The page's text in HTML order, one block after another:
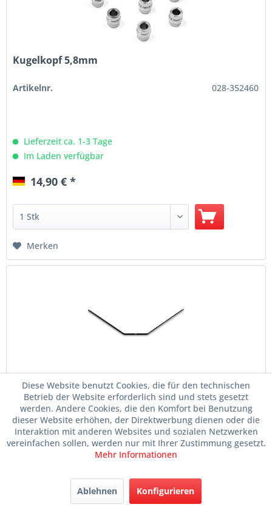
Kugelkopf 5,8mm
Artikelnr. 028-352460
Lieferzeit ca. 1-3 Tage
Im Laden verfügbar
14,90 € *
Merken
XB8 Stabilisator 2,2mm, Vorne
Artikelnr. 028-352492
Diese Website benutzt Cookies, die für den technischen
Betrieb der Website erforderlich sind und stets gesetzt
werden. Andere Cookies, die den Komfort bei Benutzung
dieser Website erhöhen, der Direktwerbung dienen oder die
Interaktion mit anderen Websites und sozialen Netzwerken
vereinfachen sollen, werden nur mit Ihrer Zustimmung gesetzt.
Mehr Informationen
Ablehnen Konfigurieren